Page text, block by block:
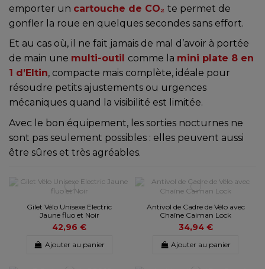
emporter un cartouche de CO₂ te permet de
gonfler la roue en quelques secondes sans effort.
Et au cas où, il ne fait jamais de mal d’avoir à portée
de main une multi-outil comme la mini plate 8 en
1 d’Eltin, compacte mais complète, idéale pour
résoudre petits ajustements ou urgences
mécaniques quand la visibilité est limitée.
Avec le bon équipement, les sorties nocturnes ne
sont pas seulement possibles : elles peuvent aussi
être sûres et très agréables.
Gilet Vélo Unisexe Electric
Jaune fluo et Noir
42,96 €
Ajouter au panier
Antivol de Cadre de Vélo avec
Chaîne Caiman Lock
34,94 €
Ajouter au panier